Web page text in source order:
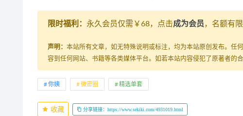
限时福利： 永久会员仅需￥68，点击成为会员，名额有
声明： 本站所有文章，如无特殊说明或标注，均为本站原创发布。任
容到任何网站、书籍等各类媒体平台。如若本站内容侵犯了原著者的
你姨 微密圈 精选单套
收藏 分享链接：https://www.sekiki.com/4931019.html